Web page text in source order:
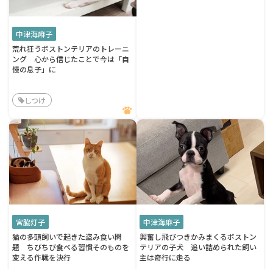
中津海麻子
荒れ狂うボストンテリアのトレーニ
ング 心から信じたことで今は「自
慢の息子」に
しつけ
宮脇灯子
猫の多頭飼いで起きた盗み食い問
題 ちびちび食べる習慣そのものを
変える作戦を決行
中津海麻子
興奮し飛びつきかみまくるボストン
テリアの子犬 追い詰められた飼い
主は奇行に走る